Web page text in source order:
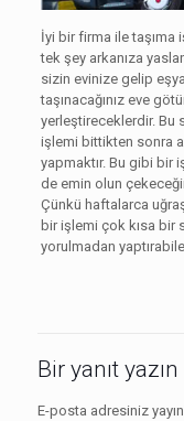
İyi bir firma ile taşıma
tek şey arkanıza
sizin evinize gelip
taşınacağınız eve
yerleştireceklerdir. Bu
işlemi bittikten sonra
yapmaktır. Bu gibi bir
de emin olun
Çünkü haftalarca
bir işlemi çok kısa bir
yorulmadan
Bir yanıt yazın
E-posta adresiniz